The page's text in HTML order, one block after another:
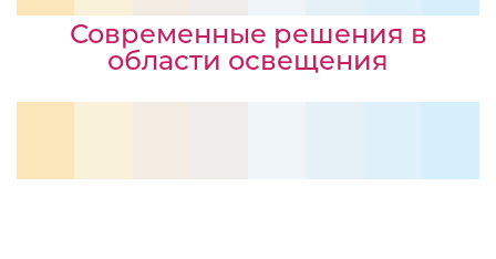
Современные решения в
области освещения